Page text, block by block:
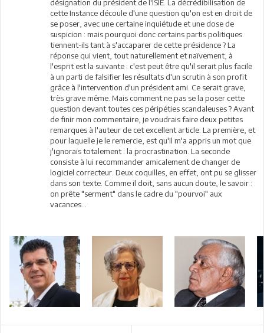
désignation du président de l'ISIE. La décrédibilisation de
cette Instance découle d'une question qu'on est en droit de
se poser, avec une certaine inquiétude et une dose de
suspicion : mais pourquoi donc certains partis politiques
tiennent-ils tant à s'accaparer de cette présidence ? La
réponse qui vient, tout naturellement et naïvement, à
l'esprit est la suivante : c'est peut être qu'il serait plus facile
à un parti de falsifier les résultats d'un scrutin à son profit
grâce à l'intervention d'un président ami. Ce serait grave,
très grave même. Mais comment ne pas se la poser cette
question devant toutes ces péripéties scandaleuses ? Avant
de finir mon commentaire, je voudrais faire deux petites
remarques à l'auteur de cet excellent article. La première, et
pour laquelle je le remercie, est qu'il m'a appris un mot que
j'ignorais totalement : la procrastination. La seconde
consiste à lui recommander amicalement de changer de
logiciel correcteur. Deux coquilles, en effet, ont pu se glisser
dans son texte. Comme il doit, sans aucun doute, le savoir :
on prête "serment" dans le cadre du "pourvoi" aux
vacances...